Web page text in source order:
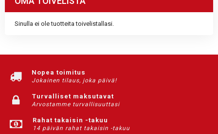
Sinulla ei ole tuotteita toivelistallasi.
Nopea toimitus
Jokainen tilaus, joka päivä!
Turvalliset maksutavat
Arvostamme turvallisuuttasi
Rahat takaisin -takuu
14 päivän rahat takaisin -takuu